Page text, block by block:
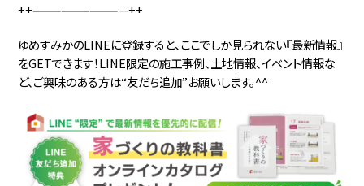
++——————————++
ゆめすみかのLINEに登録すると、ここでしか見られない『最新情報』
をGETできます！LINE限定の施工事例、土地情報、イベント情報な
ど、ご興味のある方は“友だち追加”お願いします。^^